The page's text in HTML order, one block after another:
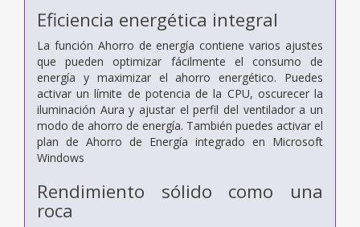
Eficiencia energética integral
La función Ahorro de energía contiene varios ajustes
que pueden optimizar fácilmente el consumo de
energía y maximizar el ahorro energético. Puedes
activar un límite de potencia de la CPU, oscurecer la
iluminación Aura y ajustar el perfil del ventilador a un
modo de ahorro de energía. También puedes activar el
plan de Ahorro de Energía integrado en Microsoft
Windows
Rendimiento sólido como una
roca